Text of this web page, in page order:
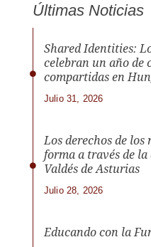
Últimas Noticias
Shared Identities:
celebran un año de
compartidas en
Julio 31, 2026
Los derechos de
forma a través de la
Valdés de Asturias
Julio 28, 2026
Educando con la